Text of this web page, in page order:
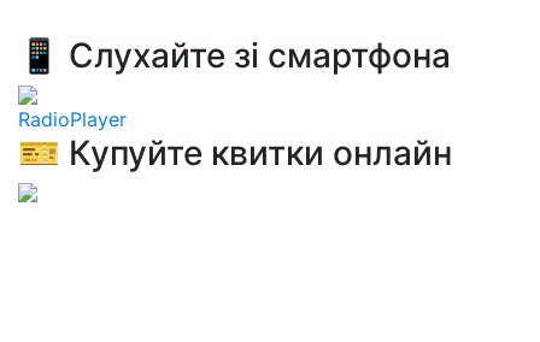
📱 Слухайте зі смартфона
RadioPlayer
🎫 Купуйте квитки онлайн